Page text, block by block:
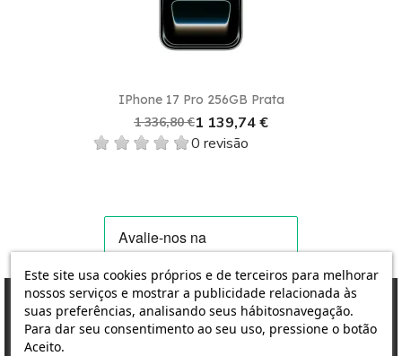
IPhone 17 Pro 256GB Prata
1 336,80 €1 139,74 €
0 revisão
Este site usa cookies próprios e de terceiros para melhorar
nossos serviços e mostrar a publicidade relacionada às
suas preferências, analisando seus hábitosnavegação.
Para dar seu consentimento ao seu uso, pressione o botão
Aceito.